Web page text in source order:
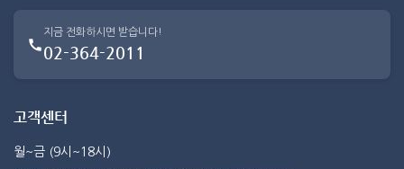
지금 전화하시면 받습니다!
02-364-2011
고객센터
월~금 (9시~18시)